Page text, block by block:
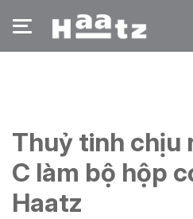
Thuỷ tinh chịu
C làm bộ hộp
Haatz